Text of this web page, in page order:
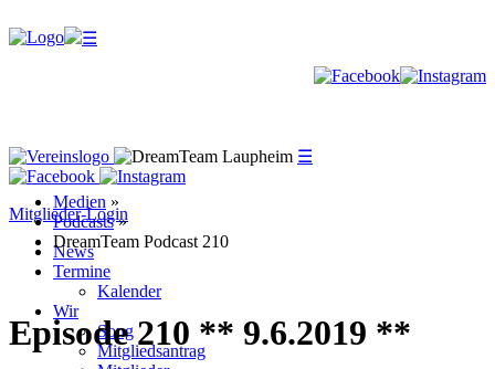
☰
☰
Mitglieder-Login
News
Termine
Kalender
Wir
Song
Mitgliedsantrag
Medien »
Podcasts»
DreamTeam Podcast 210
Episode 210 ** 9.6.2019 **